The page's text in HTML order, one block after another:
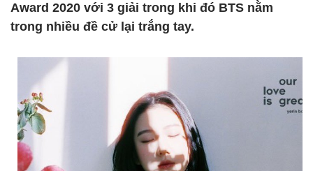
Award 2020 với 3 giải trong khi đó BTS nằm
trong nhiều đề cử lại trắng tay.